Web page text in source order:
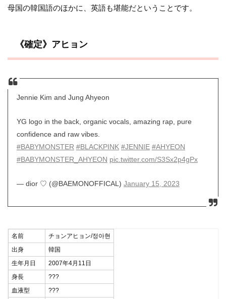
母国の韓国語のほかに、英語も堪能だということです。
《確定》アヒョン
Jennie Kim and Jung Ahyeon
YG logo in the back, organic vocals, amazing rap, pure
confidence and raw vibes.
#BABYMONSTER #BLACKPINK #JENNIE #AHYEON
#BABYMONSTER_AHYEON pic.twitter.com/S3Sx2p4gPx
— dior ♡ (@BAEMONOFFICAL) January 15, 2023
名前
チョンアヒョン/정아현
出身
韓国
生年月日
2007年4月11日
身長
???
血液型
???